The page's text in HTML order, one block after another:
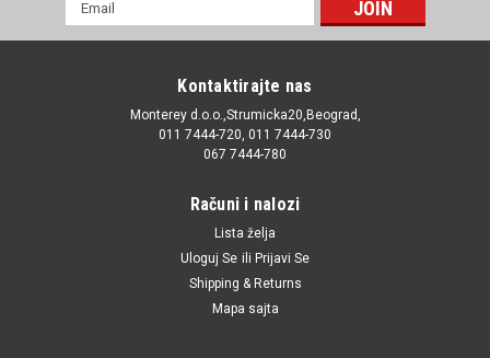
mail
Kontaktirajte nas
Monterey d.o.o.,Strumicka20,Beograd,
011 7444-720, 011 7444-730
067 7444-780
Računi i nalozi
Lista želja
Uloguj Se ili Prijavi Se
Shipping & Returns
Mapa sajta